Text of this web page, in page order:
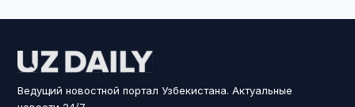
Ведущий новостной портал Узбекистана. Актуальные